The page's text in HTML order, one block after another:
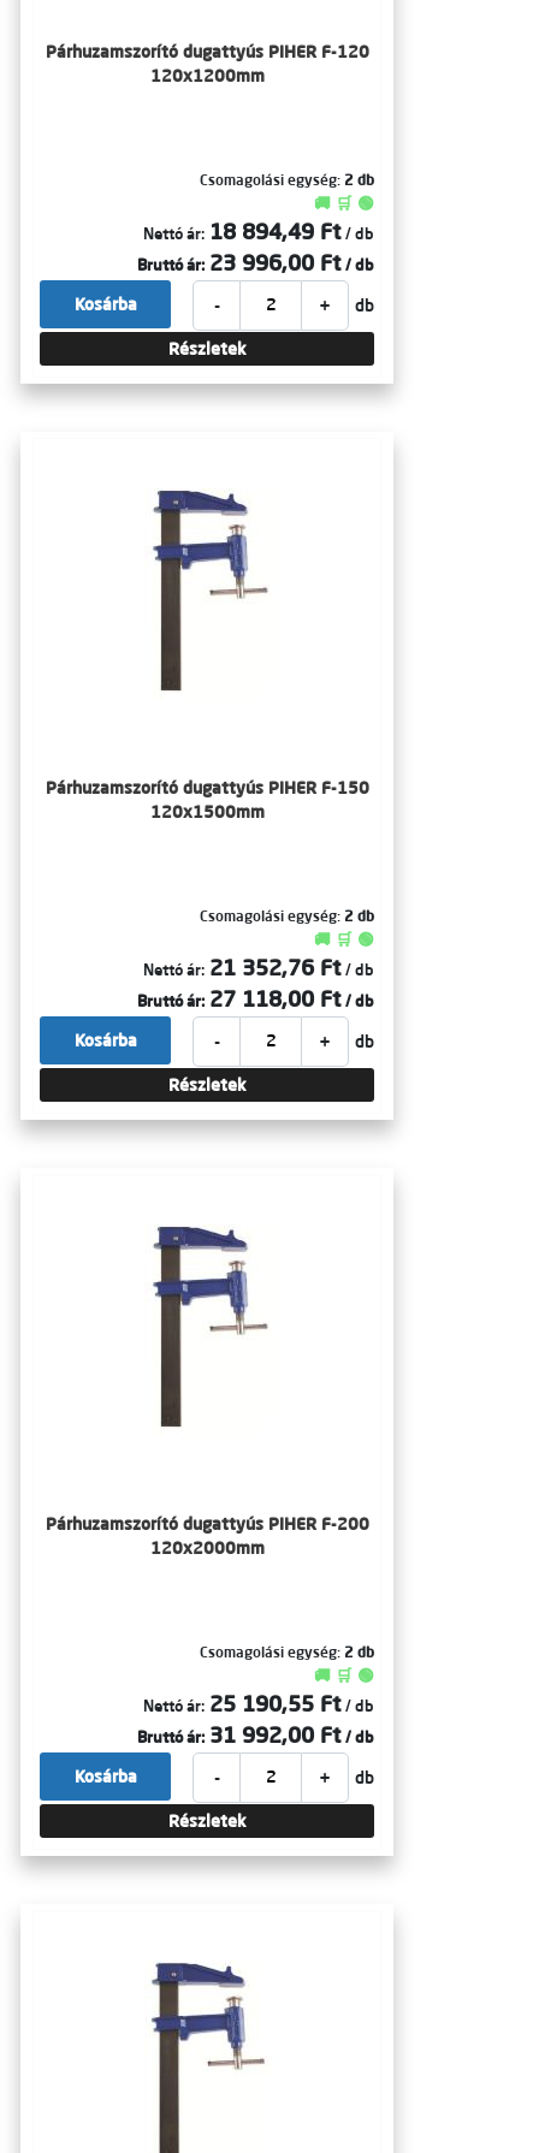
Párhuzamszorító dugattyús PIHER F-120
120x1200mm
Csomagolási egység: 2 db
🚚 🛒 🟢
Nettó ár: 18 894,49 Ft / db
Bruttó ár: 23 996,00 Ft / db
- + db
Kosárba
Részletek
Párhuzamszorító dugattyús PIHER F-150
120x1500mm
Csomagolási egység: 2 db
🚚 🛒 🟢
Nettó ár: 21 352,76 Ft / db
Bruttó ár: 27 118,00 Ft / db
- + db
Kosárba
Részletek
Párhuzamszorító dugattyús PIHER F-200
120x2000mm
Csomagolási egység: 2 db
🚚 🛒 🟢
Nettó ár: 25 190,55 Ft / db
Bruttó ár: 31 992,00 Ft / db
- + db
Kosárba
Részletek